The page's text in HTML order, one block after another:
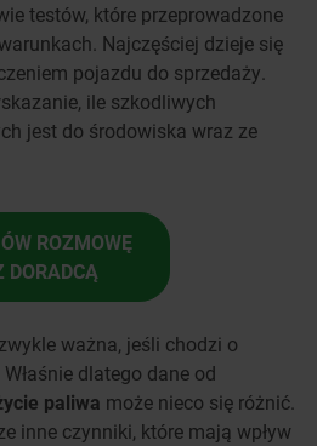
testów, które przeprowadzone
Najczęściej dzieje się
pojazdu do sprzedaży.
ile szkodliwych
jest do środowiska wraz ze
ROZMOWĘ
DORADCĄ
ważna, jeśli chodzi o
dlatego dane od
paliwa może nieco się różnić.
inne czynniki, które mają wpływ